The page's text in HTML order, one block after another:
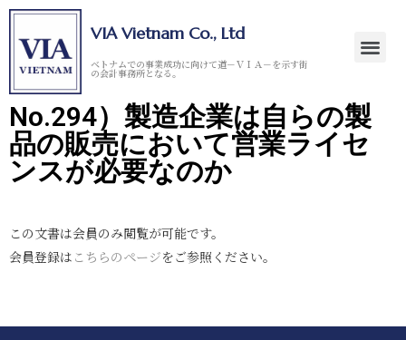
VIA Vietnam Co., Ltd
ベトナムでの事業成功に向けて道－ＶＩＡ－を示す街
の会計事務所となる。
No.294）製造企業は自らの製
品の販売において営業ライセ
ンスが必要なのか
この文書は会員のみ閲覧が可能です。
会員登録は こちらのページをご参照ください。